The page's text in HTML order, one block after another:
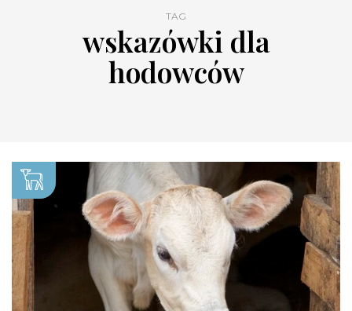
TAG
wskazówki dla
hodowców
Twoje dane osobowe będą przetwarzane zgodnie z Polityką prywatności